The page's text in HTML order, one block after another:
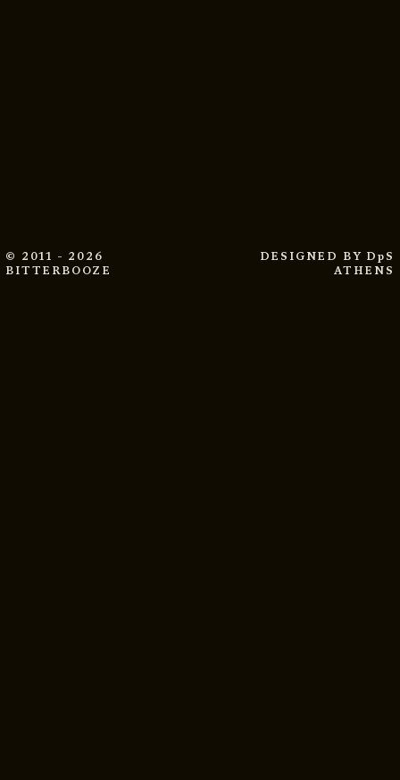
© 2011 - 2026
BITTERBOOZE
DESIGNED BY DpS
ATHENS